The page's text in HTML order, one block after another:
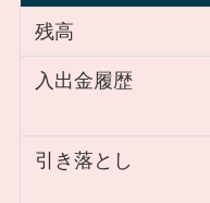
残高
入出金履歴
引き落とし